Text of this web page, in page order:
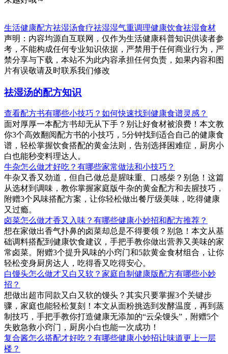
生活健康配方祛湿汤食疗祛湿湿气重调理健康饮食祛湿食材
声明：内容均源自互联网，仅作为生活健康科普知识供读者参
考，不能构成任何专业知识依据，严禁用于任何商业行为，严
禁分享与下载，本站不为此内容承担任何负责，如果内容和图
片有误敬请及时联系我们修改
祛湿汤的配方知识
查看配方书有哪些小技巧？如何快速找到健康食谱灵感？
面对厚厚一本配方书却无从下手？别让好食材被浪费！本文教
你3个高效翻阅配方书的小技巧，5分钟找到适合自己的健康食
谱，轻松掌握饮食搭配的黄金法则，告别选择困难症，厨房小
白也能秒变料理达人。
牛杂怎么做才好吃？有哪些家常做法和小技巧？
牛杂又香又劲道，但自己做总是腥味重、口感柴？别急！这篇
从选材到调味，教你掌握家庭版牛杂的黄金配方和去腥技巧，
附赠3个风味搭配方案，让你轻松做出餐厅级美味，吃得健康
又过瘾。
卤菜怎么做才香又入味？有哪些健康小妙招和配方推荐？
想在家做出香气扑鼻的卤菜却总是不得要领？别急！本文从基
础调料搭配到健康饮食建议，手把手教你做出营养又美味的家
常卤菜。附赠3个提升风味的小窍门和5款黄金食材组合，让你
轻松变身厨房达人，吃得香又吃得安心。
白馒头怎么做才又白又软？家庭自制健康版配方有哪些小妙
招？
想做出超市同款又白又软的馒头？其实只要掌握3个关键步
骤，家庭也能轻松复刻！本文从面粉挑选到发酵温度，再到蒸
制技巧，手把手教你打造健康无添加的“云朵馒头”，附赠5个
失败急救小窍门，厨房小白也能一次成功！
复合酱怎么搭配才好吃？有哪些健康小妙招让味道更上一层
楼？